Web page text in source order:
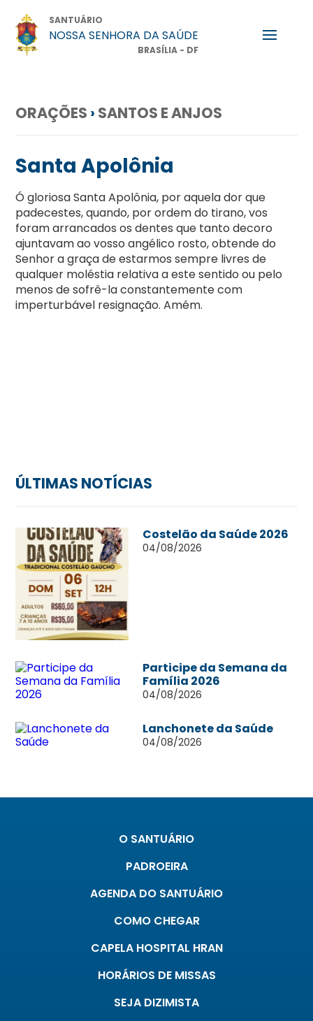
SANTUÁRIO
NOSSA SENHORA DA SAÚDE
BRASÍLIA - DF
ORAÇÕES › SANTOS E ANJOS
Santa Apolônia
Ó gloriosa Santa Apolônia, por aquela dor que
padecestes, quando, por ordem do tirano, vos
foram arrancados os dentes que tanto decoro
ajuntavam ao vosso angélico rosto, obtende do
Senhor a graça de estarmos sempre livres de
qualquer moléstia relativa a este sentido ou pelo
menos de sofrê-la constantemente com
imperturbável resignação. Amém.
ÚLTIMAS NOTÍCIAS
Costelão da Saúde 2026
04/08/2026
Participe da Semana da
Família 2026
04/08/2026
Lanchonete da Saúde
04/08/2026
O SANTUÁRIO
PADROEIRA
AGENDA DO SANTUÁRIO
COMO CHEGAR
CAPELA HOSPITAL HRAN
HORÁRIOS DE MISSAS
SEJA DIZIMISTA